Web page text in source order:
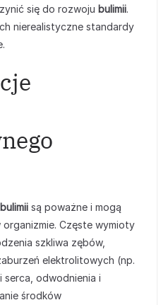
się do rozwoju bulimii.
nierealistyczne standardy
bulimii są poważne i mogą
Częste wymioty
szkliwa zębów,
elektrolitowych (np.
odwodnienia i
środków